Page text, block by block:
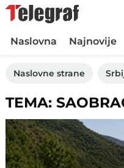
Naslovna Najnovije
Naslovne strane
TEMA: